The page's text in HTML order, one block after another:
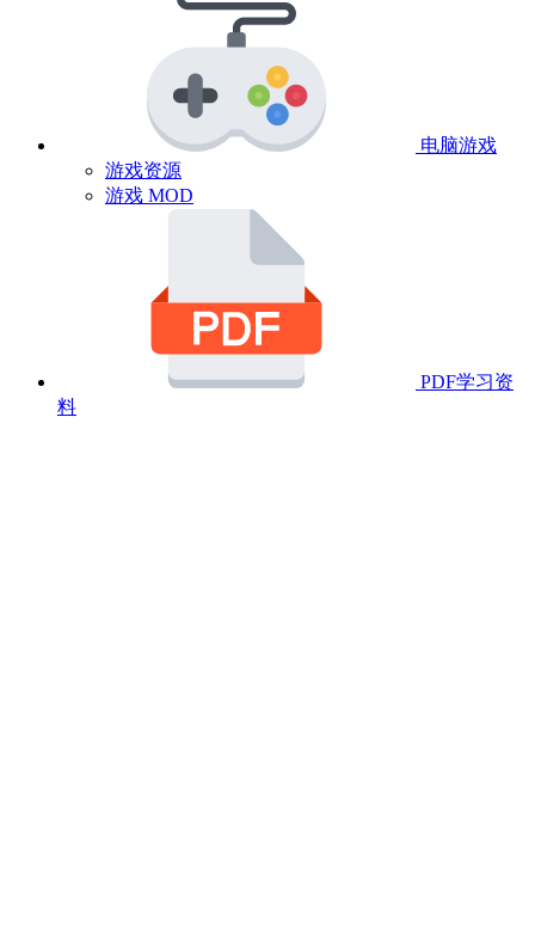
电脑游戏
游戏资源
游戏 MOD
PDF学习资
料